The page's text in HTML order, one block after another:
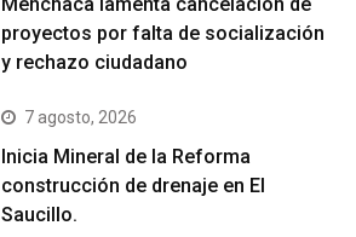
Menchaca lamenta cancelación de
proyectos por falta de socialización
y rechazo ciudadano
7 agosto, 2026
Inicia Mineral de la Reforma
construcción de drenaje en El
Saucillo.